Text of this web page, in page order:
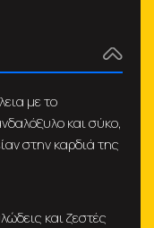
με το
και σύκο,
στην καρδιά της
και ζεστές